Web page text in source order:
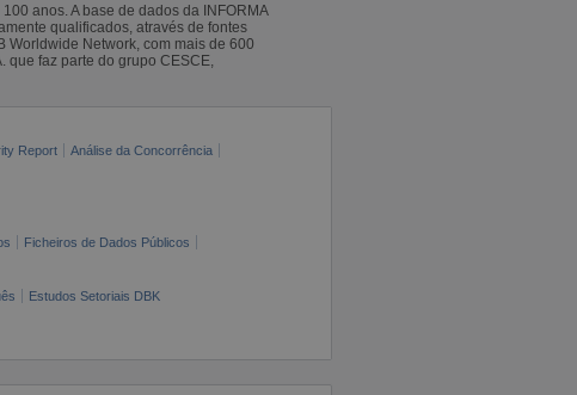
anos. A base de dados da INFORMA
qualificados, através de fontes
Network, com mais de 600
que faz parte do grupo CESCE,
Report
Análise da Concorrência
Ficheiros de Dados Públicos
Estudos Setoriais DBK